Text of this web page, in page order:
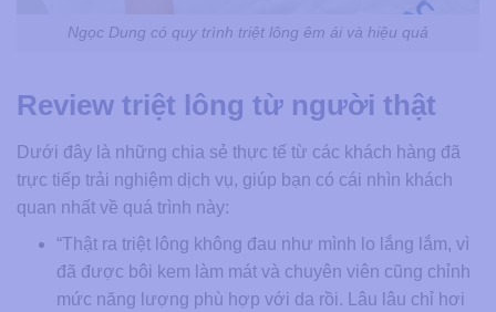
Ngọc Dung có quy trình triệt lông êm ái và hiệu quả
Review triệt lông từ người thật
Dưới đây là những chia sẻ thực tế từ các khách hàng đã
trực tiếp trải nghiệm dịch vụ, giúp bạn có cái nhìn khách
quan nhất về quá trình này:
“Thật ra triệt lông không đau như mình lo lắng lắm, vì
đã được bôi kem làm mát và chuyên viên cũng chỉnh
mức năng lượng phù hợp với da rồi. Lâu lâu chỉ hơi